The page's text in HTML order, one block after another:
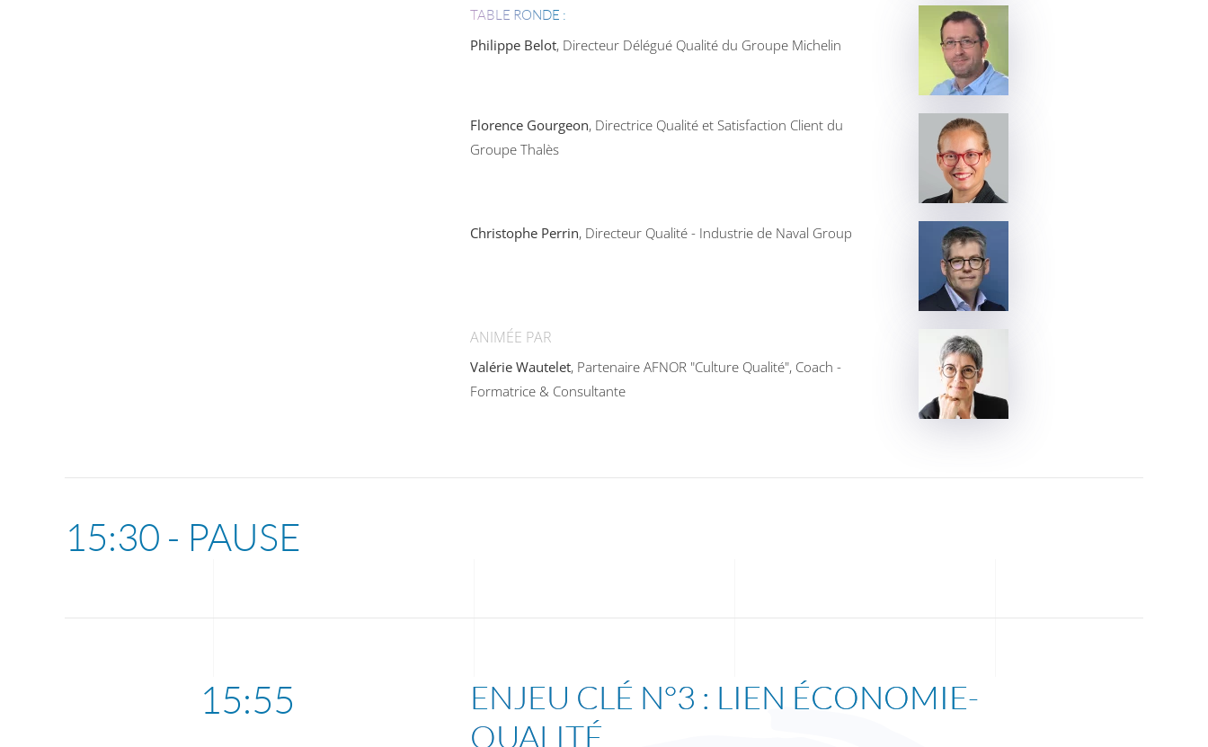
TABLE RONDE :
Philippe Belot, Directeur Délégué Qualité du Groupe Michelin
Florence Gourgeon, Directrice Qualité et Satisfaction Client du
Groupe Thalès
Christophe Perrin, Directeur Qualité - Industrie de Naval Group
ANIMÉE PAR
Valérie Wautelet, Partenaire AFNOR "Culture Qualité", Coach -
Formatrice & Consultante
15:30 - PAUSE
15:55
ENJEU CLÉ N°3 : LIEN ÉCONOMIE-
QUALITÉ